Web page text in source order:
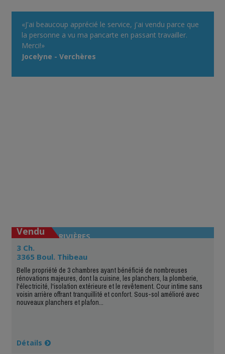
«J'ai beaucoup apprécié le service, j'ai vendu parce que
la personne a vu ma pancarte en passant travailler.
Merci!»
Jocelyne - Verchères
TROIS-RIVIÈRES
Vendu
3 Ch.
3365 Boul. Thibeau
Belle propriété de 3 chambres ayant bénéficié de nombreuses
rénovations majeures, dont la cuisine, les planchers, la plomberie,
l'électricité, l'isolation extérieure et le revêtement. Cour intime sans
voisin arrière offrant tranquillité et confort. Sous-sol amélioré avec
nouveaux planchers et plafon...
Détails